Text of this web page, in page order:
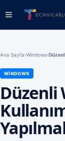
Ana Sayfa›Windows›
WINDOWS
Düzenli